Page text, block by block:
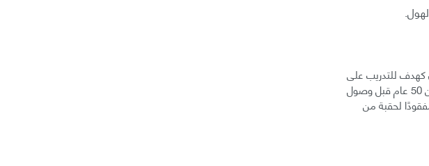
كهدف للتدريب على
المدافع، لكن لوحات الرسام والمعماري فردريش لويس " Frederick Lewis Norden" عام 1737 -أي أكثر من 50 عام قبل وصول
لحقبة من